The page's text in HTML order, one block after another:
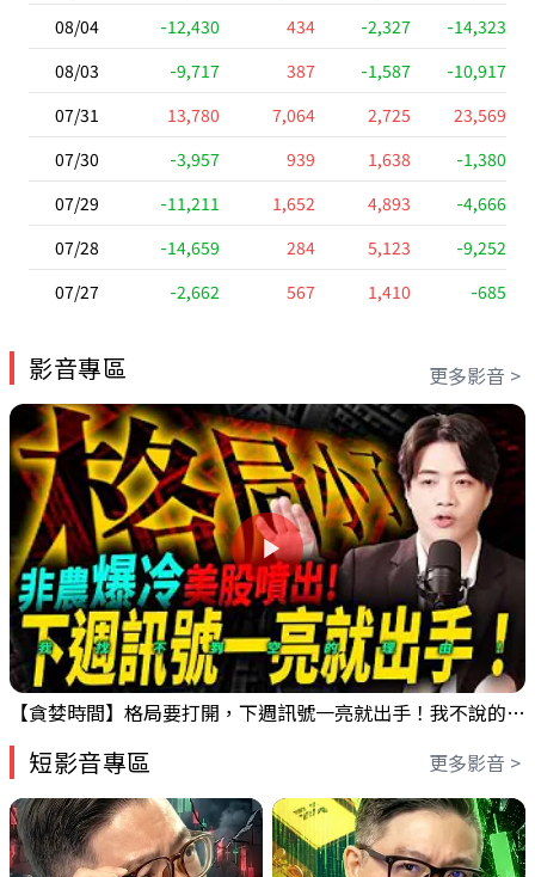
08/04
-12,430 434 -2,327
-14,323
08/03
-9,717 387 -1,587
-10,917
07/31
13,780 7,064 2,725
23,569
07/30
-3,957 939 1,638
-1,380
07/29
-11,211 1,652 4,893
-4,666
07/28
-14,659 284 5,123
-9,252
07/27
-2,662 567 1,410 -685
影音專區 更多影音 >
【貪婪時間】格局要打開，下週訊號一亮就出手！我不說的話還真一堆人不知道！｜錢進大趨勢 Mr.智霖 陳 2026/08/08
短影音專區 更多影音 >